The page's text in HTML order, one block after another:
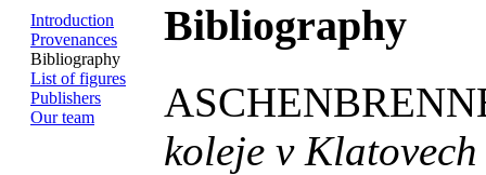
Introduction
Provenances
Bibliography
List of figures
Publishers
Our team
Bibliography
koleje v